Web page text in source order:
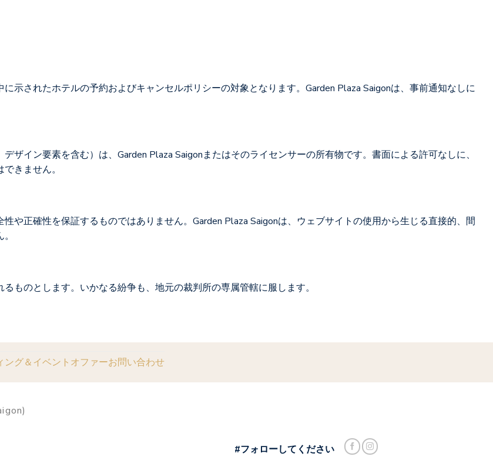
示されたホテルの予約およびキャンセルポリシーの対象となります。Garden Plaza Saigonは、事前通知なしに
ザイン要素を含む）は、Garden Plaza Saigonまたはそのライセンサーの所有物です。書面による許可なしに、
きません。
や正確性を保証するものではありません。Garden Plaza Saigonは、ウェブサイトの使用から生じる直接的、間
ものとします。いかなる紛争も、地元の裁判所の専属管轄に服します。
ング＆イベント オファーお問い合わせ
#フォローしてください